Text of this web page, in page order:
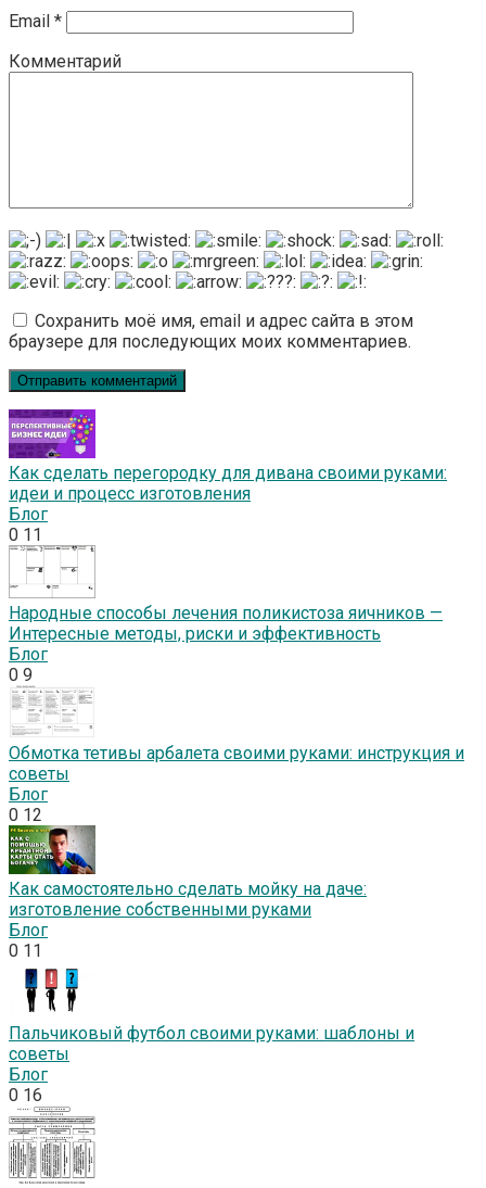
Email *
Комментарий
Сохранить моё имя, email и адрес сайта в этом
браузере для последующих моих комментариев.
Как сделать перегородку для дивана своими руками:
идеи и процесс изготовления
Блог
0 11
Народные способы лечения поликистоза яичников —
Интересные методы, риски и эффективность
Блог
0 9
Обмотка тетивы арбалета своими руками: инструкция и
советы
Блог
0 12
Как самостоятельно сделать мойку на даче:
изготовление собственными руками
Блог
0 11
Пальчиковый футбол своими руками: шаблоны и
советы
Блог
0 16